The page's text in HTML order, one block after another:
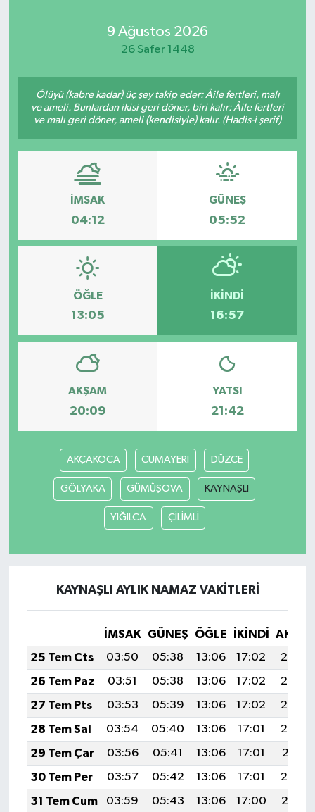
9 Ağustos 2026
26 Safer 1448
Ölüyü (kabre kadar) üç şey takip eder: Âile fertleri, malı
ve ameli. Bunlardan ikisi geri döner, biri kalır: Âile fertleri
ve malı geri döner, ameli (kendisiyle) kalır. (Hadis-i şerif)
İMSAK
04:12
GÜNEŞ
05:52
ÖĞLE
13:05
İKINDI
16:57
AKŞAM
20:09
YATSI
21:42
AKÇAKOCA CUMAYERİ DÜZCE
GÖLYAKA GÜMÜŞOVA KAYNAŞLI
YIĞILCA ÇİLİMLİ
KAYNAŞLI AYLIK NAMAZ VAKITLERI
İMSAK GÜNEŞ ÖĞLE İKINDI
25 Tem Cts
03:50 05:38 13:06 17:02
20:25
26 Tem Paz
03:51 05:38 13:06 17:02
20:24
27 Tem Pts
03:53 05:39 13:06 17:02
20:23
28 Tem Sal
03:54 05:40 13:06 17:01
20:22
29 Tem Çar
03:56 05:41 13:06 17:01
20:21
30 Tem Per
03:57 05:42 13:06 17:01
20:20
31 Tem Cum
03:59 05:43 13:06 17:00
20:19
Yaşam